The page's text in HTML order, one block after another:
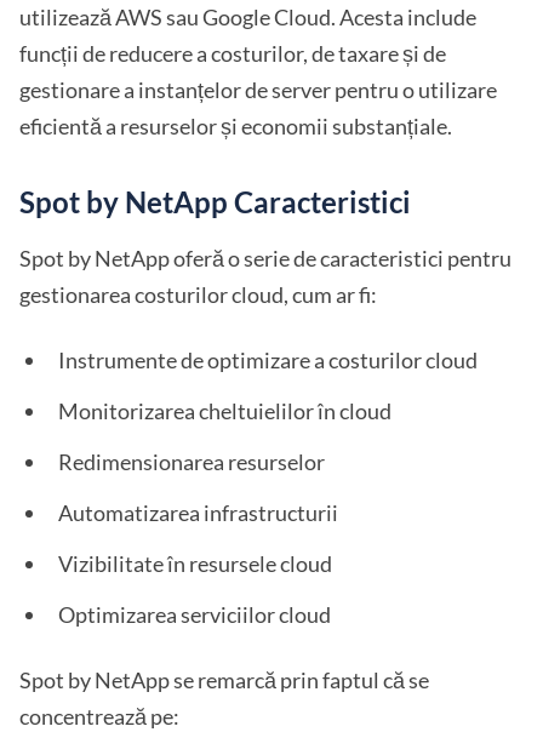
utilizează AWS sau Google Cloud. Acesta include
funcții de reducere a costurilor, de taxare și de
gestionare a instanțelor de server pentru o utilizare
eficientă a resurselor și economii substanțiale.
Spot by NetApp Caracteristici
Spot by NetApp oferă o serie de caracteristici pentru
gestionarea costurilor cloud, cum ar fi:
Instrumente de optimizare a costurilor cloud
Monitorizarea cheltuielilor în cloud
Redimensionarea resurselor
Automatizarea infrastructurii
Vizibilitate în resursele cloud
Optimizarea serviciilor cloud
Spot by NetApp se remarcă prin faptul că se
concentrează pe: